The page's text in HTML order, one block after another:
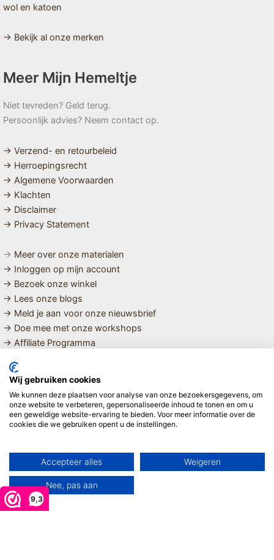
9,3
wol en katoen
→ Bekijk al onze merken
Meer Mijn Hemeltje
Niet tevreden? Geld terug.
Persoonlijk advies? Neem contact op.
→ Verzend- en retourbeleid
→ Herroepingsrecht
→ Algemene Voorwaarden
→ Klachten
→ Disclaimer
→ Privacy Statement
→ Meer over onze materialen
→ Inloggen op mijn account
→ Bezoek onze winkel
→ Lees onze blogs
→ Meld je aan voor onze nieuwsbrief
→ Doe mee met onze workshops
→ Affiliate Programma
MET LIEFDE SAMENGESTELDE
BIOLOGISCHE EN DUURZAME PRODUCTEN VOOR HET HELE
GEZIN
Wij gebruiken cookies
We kunnen deze plaatsen voor analyse van onze bezoekersgegevens, om
onze website te verbeteren, gepersonaliseerde inhoud te tonen en om u
een geweldige website-ervaring te bieden. Voor meer informatie over de
cookies die we gebruiken opent u de instellingen.
Accepteer alles Weigeren
Nee, pas aan